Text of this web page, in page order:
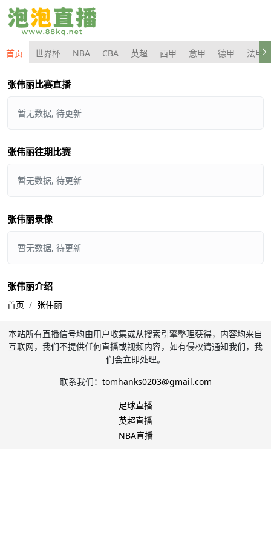
首页 世界杯 NBA CBA 英超 西甲 意甲 德甲 法甲
张伟丽比赛直播
暂无数据, 待更新
张伟丽往期比赛
暂无数据, 待更新
张伟丽录像
暂无数据, 待更新
张伟丽介绍
首页 张伟丽
本站所有直播信号均由用户收集或从搜索引擎整理获得，内容均来自
互联网，我们不提供任何直播或视频内容，如有侵权请通知我们，我
们会立即处理。
联系我们： tomhanks0203@gmail.com
足球直播
英超直播
NBA直播